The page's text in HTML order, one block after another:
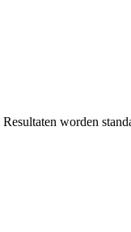
Resultaten worden